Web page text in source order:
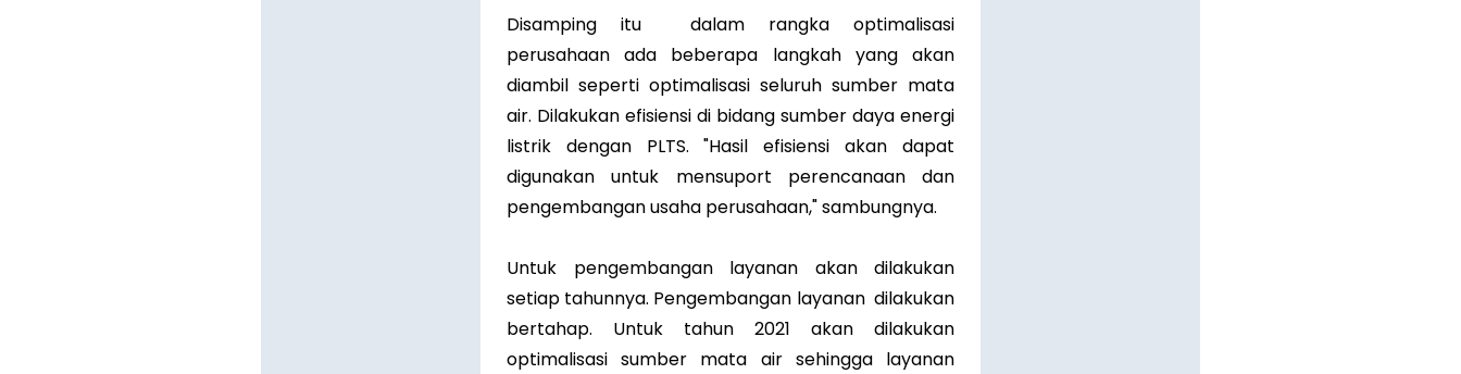
Disamping itu dalam rangka optimalisasi
perusahaan ada beberapa langkah yang akan
diambil seperti optimalisasi seluruh sumber mata
air. Dilakukan efisiensi di bidang sumber daya energi
listrik dengan PLTS. "Hasil efisiensi akan dapat
digunakan untuk mensuport perencanaan dan
pengembangan usaha perusahaan," sambungnya.
Untuk pengembangan layanan akan dilakukan
setiap tahunnya. Pengembangan layanan dilakukan
bertahap. Untuk tahun 2021 akan dilakukan
optimalisasi sumber mata air sehingga layanan